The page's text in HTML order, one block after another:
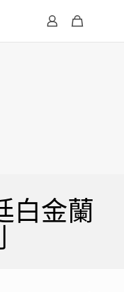
白金蘭